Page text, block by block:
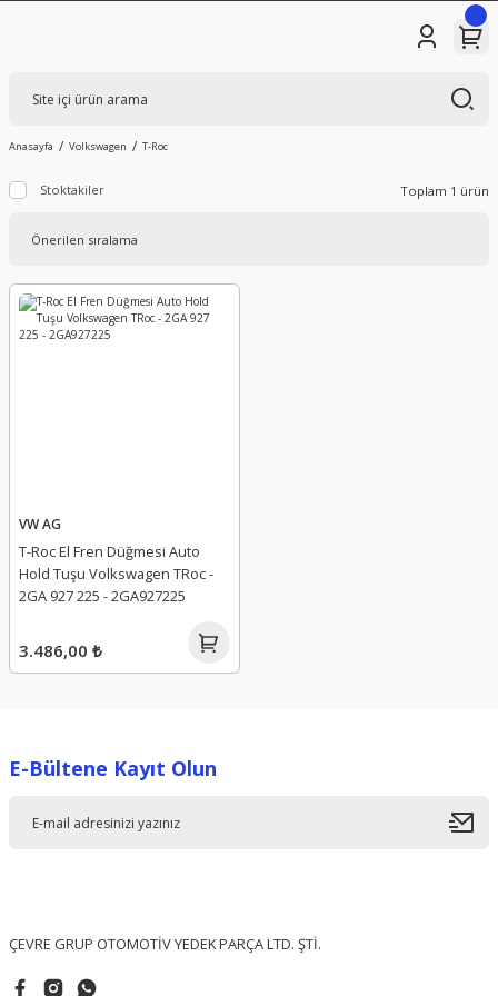
Anasayfa Volkswagen T-Roc
Stoktakiler Toplam 1 ürün
VW AG
T-Roc El Fren Düğmesi Auto
Hold Tuşu Volkswagen TRoc -
2GA 927 225 - 2GA927225
3.486,00 ₺
E-Bültene Kayıt Olun
ÇEVRE GRUP OTOMOTİV YEDEK PARÇA LTD. ŞTİ.